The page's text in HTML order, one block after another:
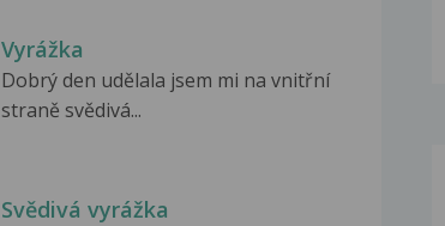
Vyrážka
Dobrý den udělala jsem mi na vnitřní
straně svědivá...
Svědivá vyrážka